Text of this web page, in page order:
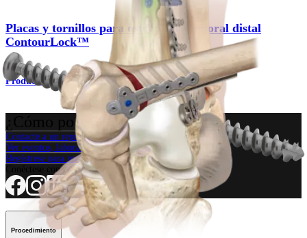
Placas y tornillos para osteotomía femoral distal
ContourLock™
Producto
¿Cómo podemos ayudarlo?
Contacte a un representante
Ver eventos, laboratorios y oportunidades educativas
Regístrese para recibir: ¿Qué hay de nuevo en Arthrex?
Conéctese con nosotros
Procedimiento